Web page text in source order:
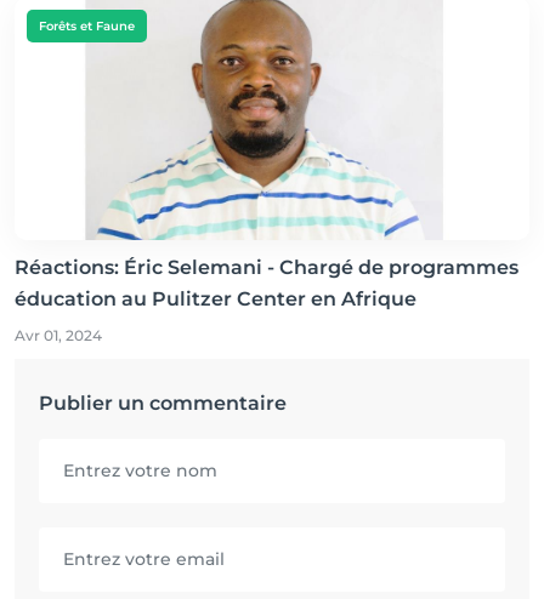
Forêts et Faune
Réactions: Éric Selemani - Chargé de programmes
éducation au Pulitzer Center en Afrique
Avr 01, 2024
Publier un commentaire